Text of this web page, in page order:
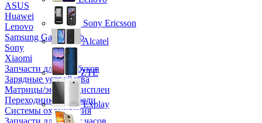
ASUS
Huawei
Lenovo
Samsung Galaxy Tab
Sony
Xiaomi
Запчасти для ноутбуков
Зарядные устройства
Матрицы/экраны/дисплеи
Переходники и кабели
Системы охлаждения
Запчасти для смарт часов
Sony Ericsson
Alcatel
ZTE
Explay